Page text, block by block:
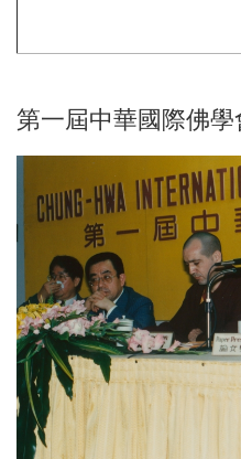
創辦人
研所簡介
現任所長
榮譽所長
組織架構
學術諮詢委員會
最新出版
徵稿訊息
活動訊息
獲獎訊息
最新專案
研究員
博士後研究
CBETA與聖嚴法師
CBETA與中華佛學研究所
數位典藏
個人研究專案成果
歷年專案名單
學術期刊
學術專書
週年專刊
精選翻譯書
專刊特輯
會議
論壇
短期學者交流
學者學術專題講座
研習營
北海潮音暨大乘佛法社會學論壇
英文碩博論獎助
英文專案獎助
畢業生論著
校友會沿革
校友介紹
漢藏佛教文化交流翻譯研究班
第一屆中華國際佛